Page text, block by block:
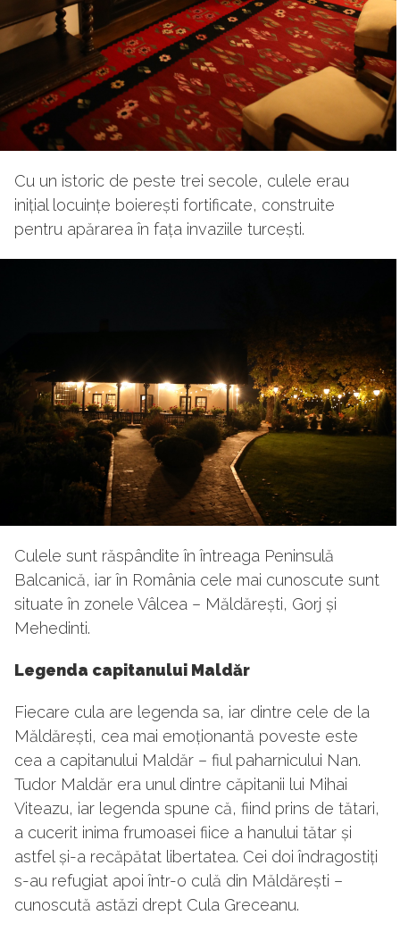
Cu un istoric de peste trei secole, culele erau
inițial locuințe boierești fortificate, construite
pentru apărarea în fața invaziile turcești.
Culele sunt răspândite în întreaga Peninsulă
Balcanică, iar în România cele mai cunoscute sunt
situate în zonele Vâlcea – Măldărești, Gorj și
Mehedinti.
Legenda capitanului Maldăr
Fiecare cula are legenda sa, iar dintre cele de la
Măldărești, cea mai emoționantă poveste este
cea a capitanului Maldăr – fiul paharnicului Nan.
Tudor Maldăr era unul dintre căpitanii lui Mihai
Viteazu, iar legenda spune că, fiind prins de tătari,
a cucerit inima frumoasei fiice a hanului tătar și
astfel și-a recăpătat libertatea. Cei doi îndragostiți
s-au refugiat apoi într-o culă din Măldărești –
cunoscută astăzi drept Cula Greceanu.